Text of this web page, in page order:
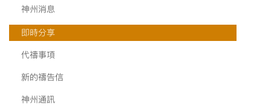
神州消息
即時分享
代禱事項
新的禱告信
神州通訊